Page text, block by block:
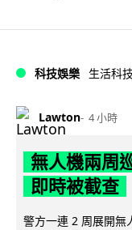
科技娛樂 生活科技
Lawton 4 小時
無人機兩周
即時被截查
警方一連 2 周展開無